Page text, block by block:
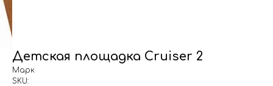
Детская площадка Cruiser 2
Марк
SKU: